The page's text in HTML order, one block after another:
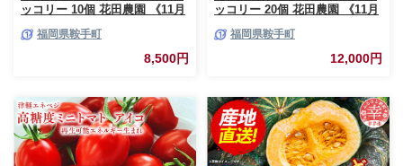
ッコリー 10個 花田農園 《11月
町 ぶろっこりー 野菜 ブロッコ
リー 産地直送 送料無料
福岡県鞍手町
8,500円
ッコリー 20個 花田農園 《11月
町 ぶろっこりー 野菜 ブロッコ
リー 産地直送 送料無料
福岡県鞍手町
12,000円